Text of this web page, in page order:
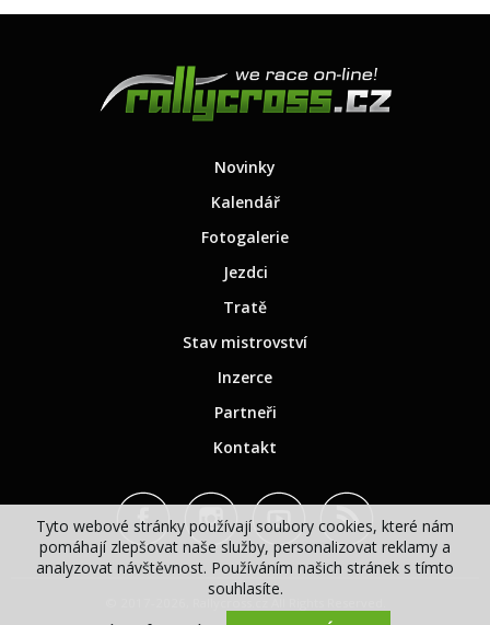
Tyto webové stránky používají soubory cookies, které nám
pomáhají zlepšovat naše služby, personalizovat reklamy a
analyzovat návštěvnost. Používáním našich stránek s tímto
souhlasíte.
Novinky
Kalendář
Fotogalerie
Jezdci
Tratě
Stav mistrovství
Inzerce
Partneři
Kontakt